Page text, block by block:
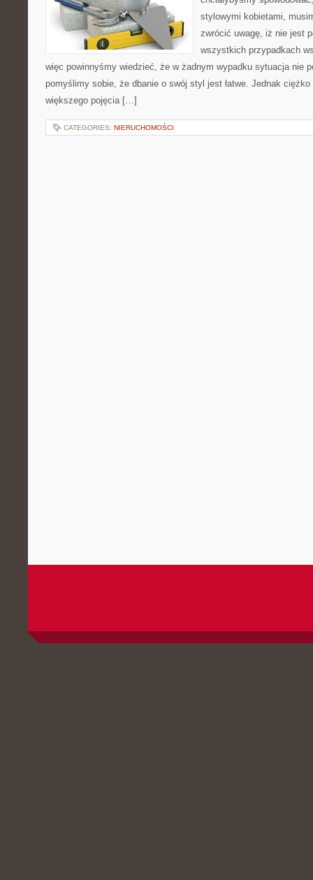
stylowymi kobietami,
zwrócić uwagę, iż nie jest
wszystkich przypadkach
więc powinnyśmy wiedzieć, że w żadnym wypadku sytuacja nie
pomyślimy sobie, że dbanie o swój styl jest łatwe. Jednak
większego pojęcia […]
CATEGORIES: NIERUCHOMOŚCI